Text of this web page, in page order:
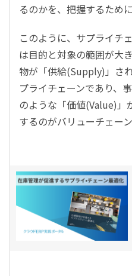
るのかを、把握するため
このように、サプライチ
は目的と対象の範囲が大
物が「供給(Supply)」さ
プライチェーンであり、
のような「価値(Value)」
するのがバリューチェーン